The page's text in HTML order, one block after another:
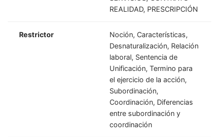
REALIDAD, PRESCRIPCIÓN
Restrictor
Noción, Características,
Desnaturalización, Relación
laboral, Sentencia de
Unificación, Termino para
el ejercicio de la acción,
Subordinación,
Coordinación, Diferencias
entre subordinación y
coordinación